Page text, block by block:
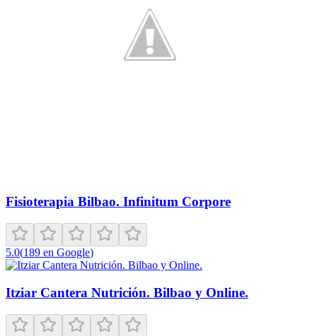
Fisioterapia Bilbao. Infinitum Corpore
5.0(189 en Google)
Itziar Cantera Nutrición. Bilbao y Online.